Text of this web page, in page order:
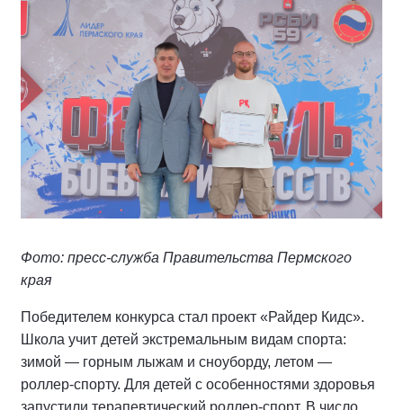
Фото: пресс-служба Правительства Пермского
края
Победителем конкурса стал проект «Райдер Кидс».
Школа учит детей экстремальным видам спорта:
зимой — горным лыжам и сноуборду, летом —
роллер-спорту. Для детей с особенностями здоровья